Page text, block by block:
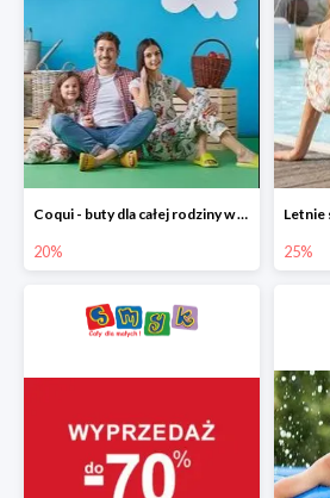
Coqui - buty dla całej rodziny w Smyku do -20%
20% 25%